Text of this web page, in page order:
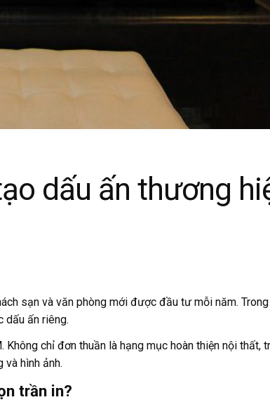
dấu ấn thương
sạn và văn phòng mới được đầu tư mỗi năm.
dấu ấn riêng.
chỉ đơn thuần là hạng mục hoàn thiện nội thất,
và hình ảnh.
trần in?